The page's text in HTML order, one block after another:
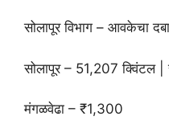
सोलापूर विभाग – आवकेचा
सोलापूर – 51,207 क्विंटल |
मंगळवेढा – ₹1,300